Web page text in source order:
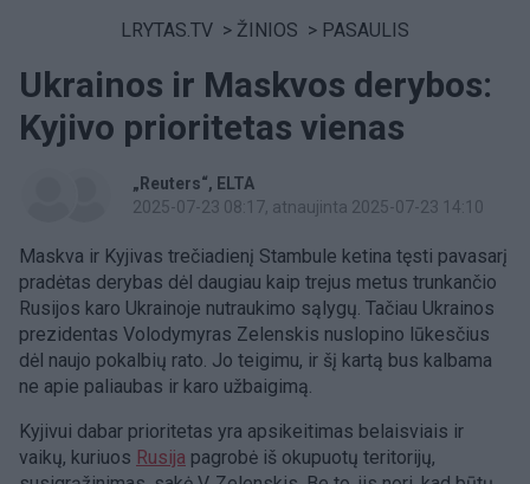
LRYTAS.TV > ŽINIOS > PASAULIS
Ukrainos ir Maskvos derybos:
Kyjivo prioritetas vienas
„Reuters“
ELTA
2025-07-23 08:17, atnaujinta 2025-07-23 14:10
Maskva ir Kyjivas trečiadienį Stambule ketina tęsti pavasarį
pradėtas derybas dėl daugiau kaip trejus metus trunkančio
Rusijos karo Ukrainoje nutraukimo sąlygų. Tačiau Ukrainos
prezidentas Volodymyras Zelenskis nuslopino lūkesčius
dėl naujo pokalbių rato. Jo teigimu, ir šį kartą bus kalbama
ne apie paliaubas ir karo užbaigimą.
Kyjivui dabar prioritetas yra apsikeitimas belaisviais ir
vaikų, kuriuos Rusija pagrobė iš okupuotų teritorijų,